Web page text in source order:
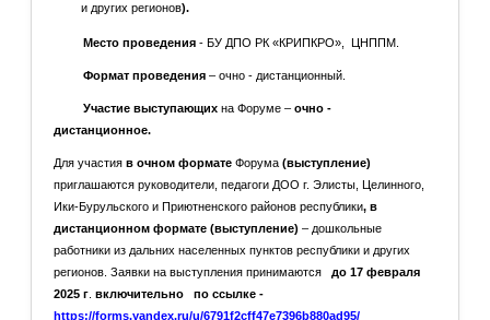
каждого ребенка через практическое освоение музыкального
оркестра на тему «Ансамблевое исполнение игры на домбре
для детей и взрослых»;
- Лиджиева Софья Михайловна, педагог дополнительного
образования Калмыцкой этнокультурной гимназии им. Зая-
Пандиты на тему «Особенности обучения обучающихся
начальных классов игре на калмыцкой домбре»;
- Манджиева Майя Александровна, педагог дополнительного
образования МБОУ «СОШ №10» («Формирование
исполнительских навыков на начальном этапе обучения
и других регионов).
Место проведения - БУ ДПО РК «КРИПКРО», ЦНППМ.
Формат проведения – очно - дистанционный.
Участие выступающих на Форуме –очно -
дистанционное.
Для участияв очном формате Форума(выступление)
приглашаются руководители, педагоги ДОО г. Элисты, Целинного,
Ики-Бурульского и Приютненского районов республики, в
дистанционном формате (выступление) – дошкольные
работники из дальних населенных пунктов республики и других
регионов. Заявки на выступления принимаются до 17 февраля
2025 г .включительно
по ссылке -
https://forms.yandex.ru/u/6791f2cff47e7396b880ad95/